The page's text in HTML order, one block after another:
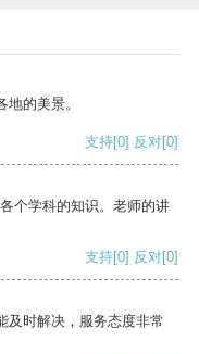
的美景。
支持[0] 反对[0]
个学科的知识。老师的讲
支持[0] 反对[0]
及时解决，服务态度非常